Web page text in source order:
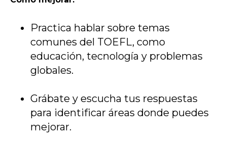
Practica hablar sobre temas
comunes del TOEFL, como
educación, tecnología y problemas
globales.
Grábate y escucha tus respuestas
para identificar áreas donde puedes
mejorar.